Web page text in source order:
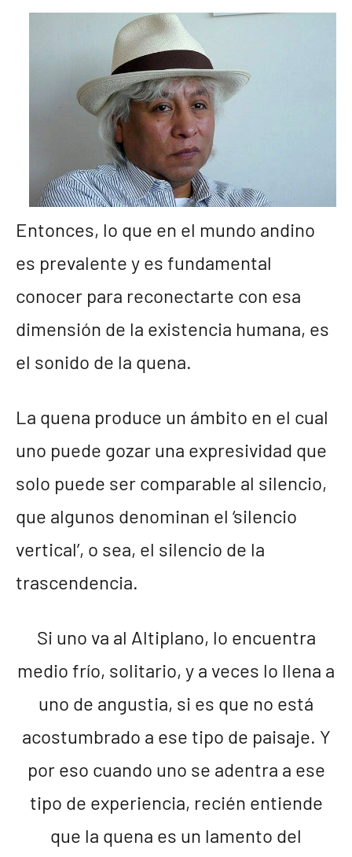
Entonces, lo que en el mundo andino
es prevalente y es fundamental
conocer para reconectarte con esa
dimensión de la existencia humana, es
el sonido de la quena.
La quena produce un ámbito en el cual
uno puede gozar una expresividad que
solo puede ser comparable al silencio,
que algunos denominan el ‘silencio
vertical’, o sea, el silencio de la
trascendencia.
Si uno va al Altiplano, lo encuentra
medio frío, solitario, y a veces lo llena a
uno de angustia, si es que no está
acostumbrado a ese tipo de paisaje. Y
por eso cuando uno se adentra a ese
tipo de experiencia, recién entiende
que la quena es un lamento del